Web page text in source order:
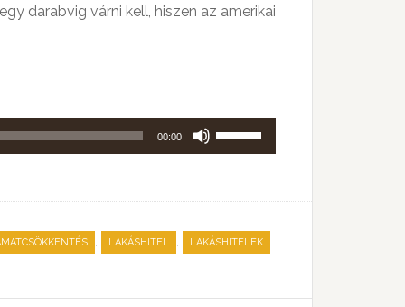
darabvig várni kell, hiszen az amerikai
00:00
hangerő
illetőleg
a
, LAKÁSHITEL , LAKÁSHITELEK